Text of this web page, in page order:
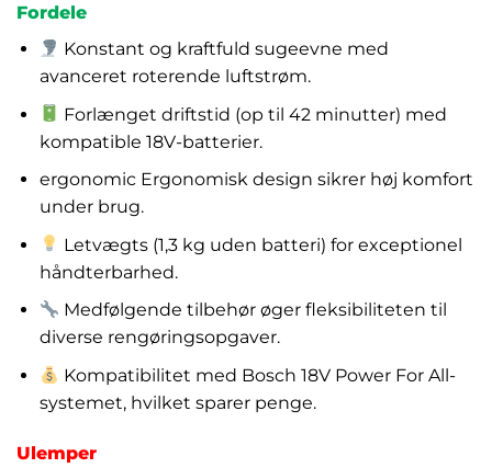
Fordele
Konstant og kraftfuld sugeevne med
avanceret roterende luftstrøm.
Forlænget driftstid (op til 42 minutter) med
kompatible 18V-batterier.
ergonomic Ergonomisk design sikrer høj komfort
under brug.
Letvægts (1,3 kg uden batteri) for exceptionel
håndterbarhed.
Medfølgende tilbehør øger fleksibiliteten til
diverse rengøringsopgaver.
Kompatibilitet med Bosch 18V Power For All-
systemet, hvilket sparer penge.
Ulemper